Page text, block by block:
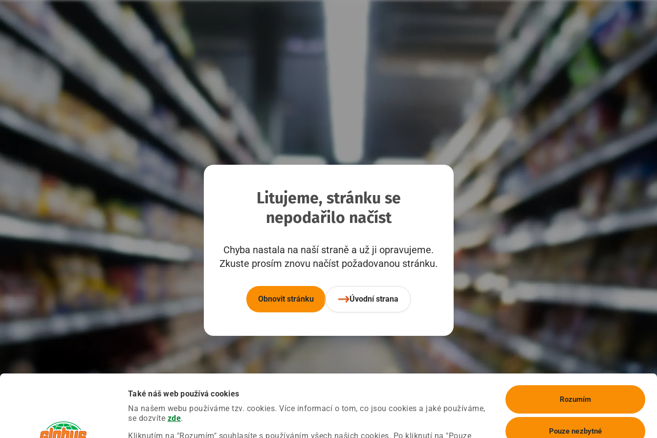
Také náš web používá cookies
Na našem webu používáme tzv. cookies. Více informací o tom, co jsou cookies a jaké používáme,
se dozvíte zde.
Kliknutím na "Rozumím" souhlasíte s používáním všech našich cookies. Po kliknutí na "Pouze
Rozumím
Pouze nezbytné
Litujeme, stránku se
nepodařilo načíst
Chyba nastala na naší straně a už ji opravujeme.
Zkuste prosím znovu načíst požadovanou stránku.
Obnovit stránku Úvodní strana